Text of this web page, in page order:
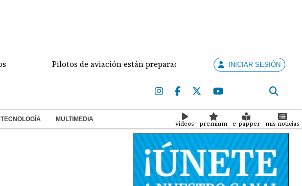
Pilotos de aviación están preparados para ejercer la docenciaINICIAR SESIÓN
TECNOLOGÍA MULTIMEDIA
videos premium e-papper mis noticias